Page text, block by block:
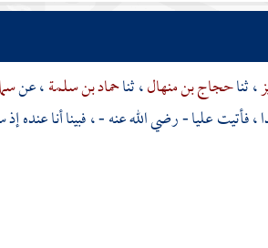
، ثناحجاج بن منهال، ثناحماد بن سلمة، عن
، فأتيتعليا- رضي الله عنه - ، فبينا أنا عنده